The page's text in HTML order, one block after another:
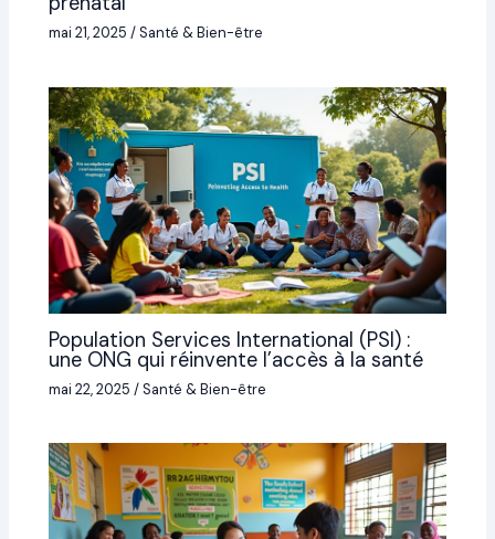
mai 21, 2025/Santé & Bien-être
Population Services International (PSI) :
une ONG qui réinvente l’accès à la santé
mai 22, 2025/Santé & Bien-être